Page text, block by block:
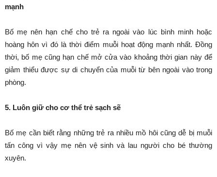
mạnh
Bố mẹ nên hạn chế cho trẻ ra ngoài vào lúc bình minh hoặc
hoàng hôn vì đó là thời điểm muỗi hoạt động mạnh nhất. Đồng
thời, bố mẹ cũng hạn chế mở cửa vào khoảng thời gian này để
giảm thiểu được sự di chuyển của muỗi từ bên ngoài vào trong
phòng.
5. Luôn giữ cho cơ thể trẻ sạch sẽ
Bố mẹ cần biết rằng những trẻ ra nhiều mồ hôi cũng dễ bị muỗi
tấn công vì vậy mẹ nên vệ sinh và lau người cho bé thường
xuyên.